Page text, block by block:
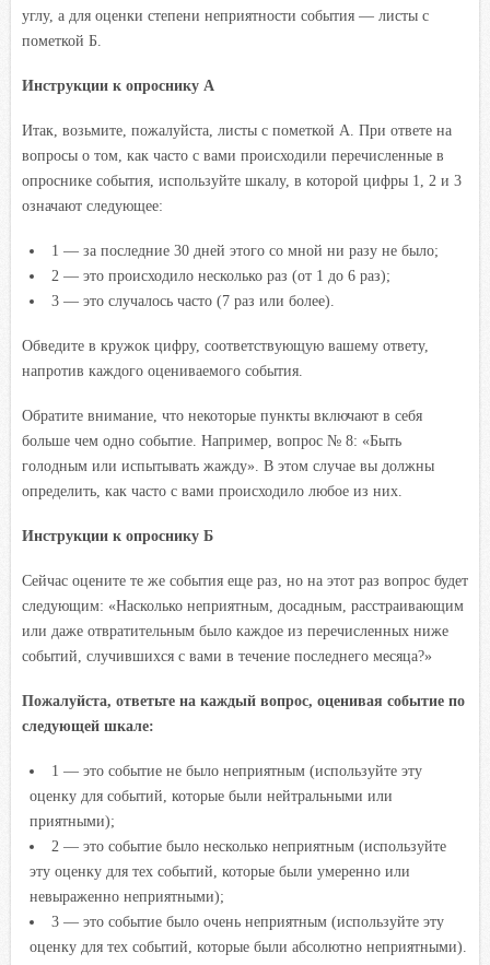
углу, а для оценки степени неприятности события — листы с
пометкой Б.
Инструкции к опроснику А
Итак, возьмите, пожалуйста, листы с пометкой А. При ответе на
вопросы о том, как часто с вами происходили перечисленные в
опроснике события, используйте шкалу, в которой цифры 1, 2 и 3
означают следующее:
1 — за последние 30 дней этого со мной ни разу не было;
2 — это происходило несколько раз (от 1 до 6 раз);
3 — это случалось часто (7 раз или более).
Обведите в кружок цифру, соответствующую вашему ответу,
напротив каждого оцениваемого события.
Обратите внимание, что некоторые пункты включают в себя
больше чем одно событие. Например, вопрос № 8: «Быть
голодным или испытывать жажду». В этом случае вы должны
определить, как часто с вами происходило любое из них.
Инструкции к опроснику Б
Сейчас оцените те же события еще раз, но на этот раз вопрос будет
следующим: «Насколько неприятным, досадным, расстраивающим
или даже отвратительным было каждое из перечисленных ниже
событий, случившихся с вами в течение последнего месяца?»
Пожалуйста, ответьте на каждый вопрос, оценивая событие по
следующей шкале:
1 — это событие не было неприятным (используйте эту
оценку для событий, которые были нейтральными или
приятными);
2 — это событие было несколько неприятным (используйте
эту оценку для тех событий, которые были умеренно или
невыраженно неприятными);
3 — это событие было очень неприятным (используйте эту
оценку для тех событий, которые были абсолютно неприятными).